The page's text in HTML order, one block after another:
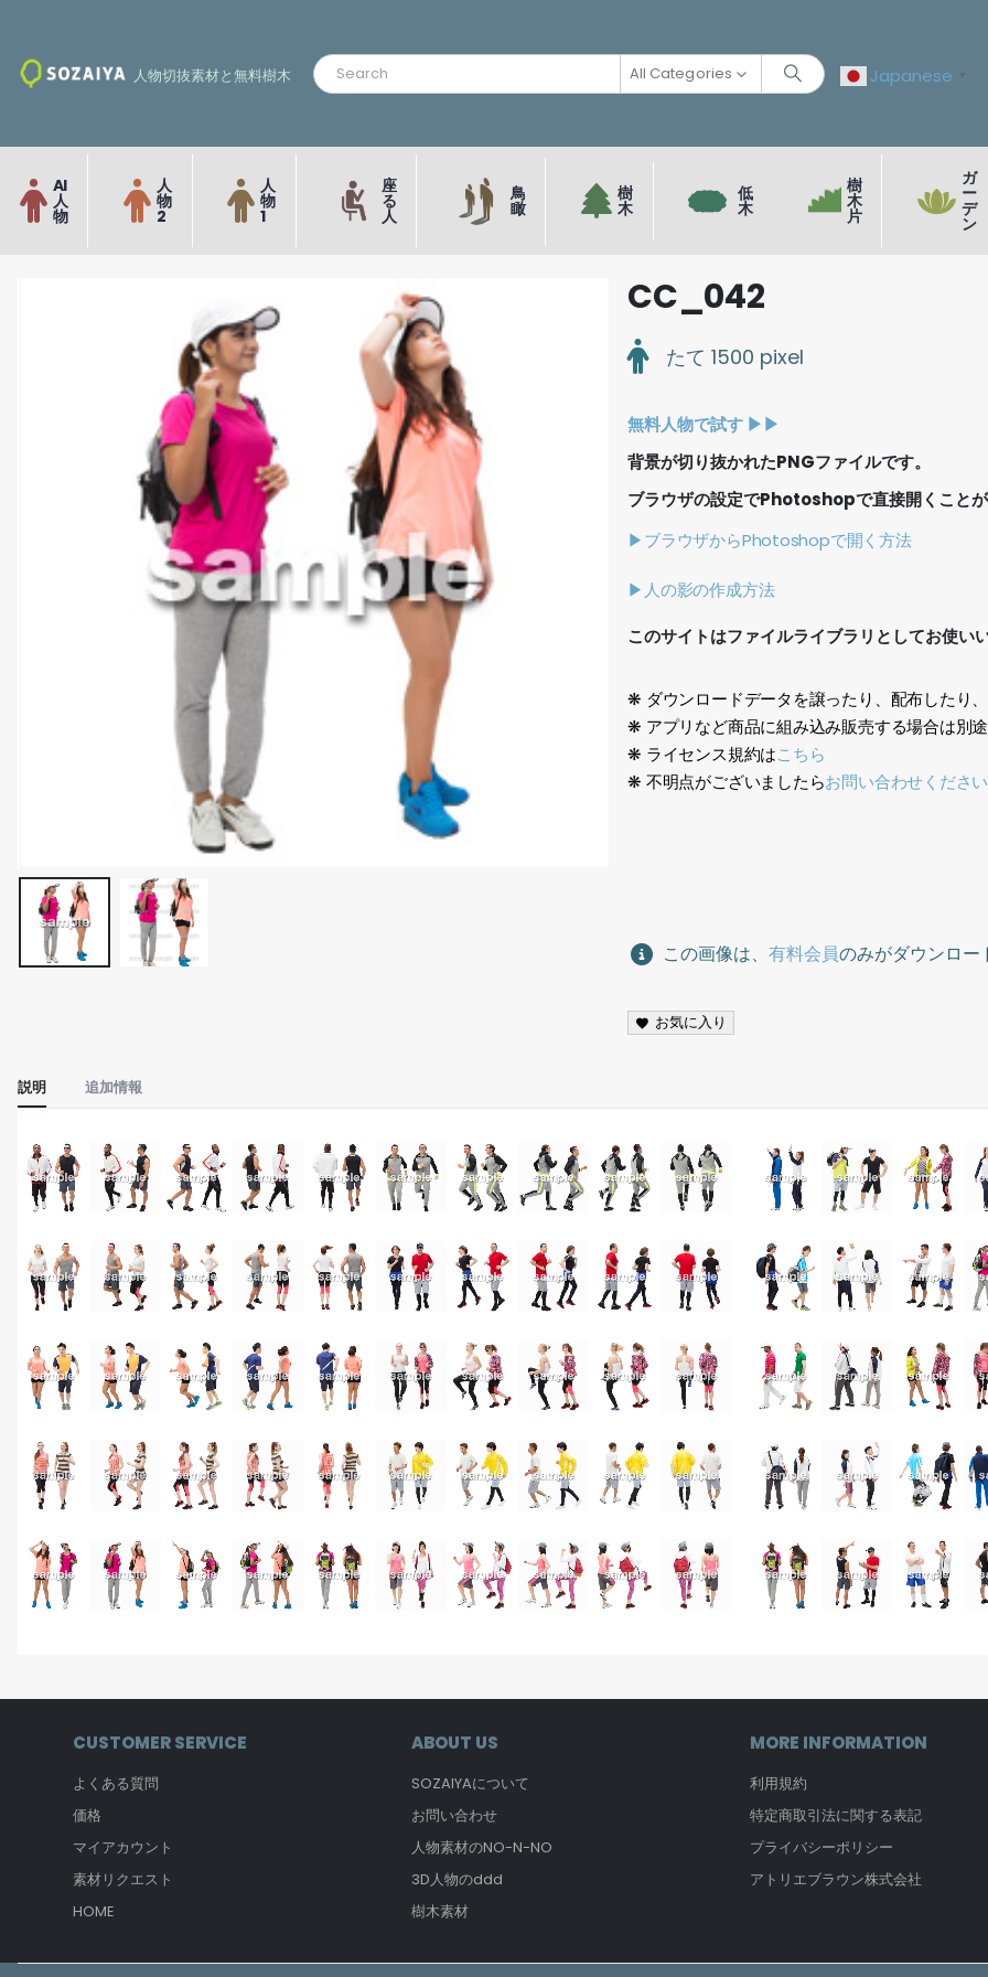
人物切抜素材と無料樹木 All Categories Japanese ▼
AI
人
物
人
物
2
人
物
1
座
る
人
鳥
瞰
樹
木
低
木
樹
木
片
ガ
ー
デ
ン
CC_042
たて 1500 pixel
無料人物で試す ▶︎▶︎
背景が切り抜かれたPNGファイルです。
ブラウザの設定でPhotoshopで直接開くこと
▶ブラウザからPhotoshopで開く方法
▶人の影の作成方法
このサイトはファイルライブラリとしてお使い
❋ ダウンロードデータを譲ったり、配布したり
❋ アプリなど商品に組み込み販売する場合は別
❋ ライセンス規約はこちら
❋ 不明点がございましたらお問い合わせください
この画像は、有料会員のみがダウンロー
お気に入り
説明 追加情報
CUSTOMER SERVICE
よくある質問
価格
マイアカウント
素材リクエスト
HOME
ABOUT US
SOZAIYAについて
お問い合わせ
人物素材のNO-N-NO
3D人物のddd
樹木素材
MORE INFORMATION
利用規約
特定商取引法に関する表記
プライバシーポリシー
アトリエブラウン株式会社